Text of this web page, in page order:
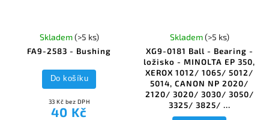
FA9-2583 - Bushing
Skladem(>5 ks)
33 Kč bez DPH
40 Kč
Do košíku
XG9-0181 Ball - Bearing -
ložisko - MINOLTA EP 350,
XEROX 1012/ 1065/ 5012/
5014, CANON NP 2020/
2120/ 3020/ 3030/ 3050/
3325/ 3825/ ...
Skladem(>5 ks)